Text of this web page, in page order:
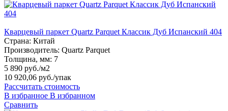
Кварцевый паркет Quartz Parquet Классик Дуб Испанский 404
Страна: Китай
Производитель: Quartz Parquet
Толщина, мм: 7
5 890 руб./м2
10 920,06 руб./упак
Рассчитать стоимость
В избранное В избранном
Сравнить